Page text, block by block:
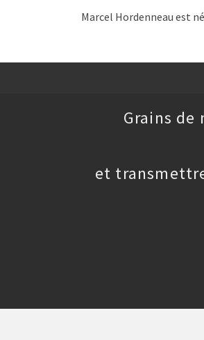
Marcel Hordenneau est
Grains de
et